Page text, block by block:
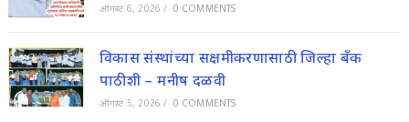
ऑगस्ट 6, 2026 / 0 COMMENTS
विकास संस्थांच्या सक्षमीकरणासाठी जिल्हा बॅंक
पाठीशी – मनीष दळवी
ऑगस्ट 5, 2026 / 0 COMMENTS